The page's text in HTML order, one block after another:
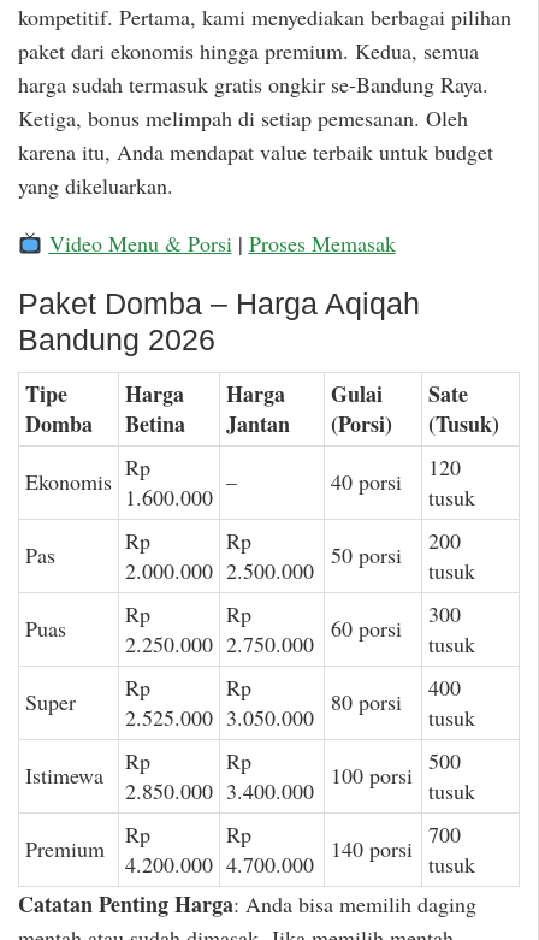
kompetitif. Pertama, kami menyediakan berbagai pilihan
paket dari ekonomis hingga premium. Kedua, semua
harga sudah termasuk gratis ongkir se-Bandung Raya.
Ketiga, bonus melimpah di setiap pemesanan. Oleh
karena itu, Anda mendapat value terbaik untuk budget
yang dikeluarkan.
Video Menu & Porsi| Proses Memasak
Paket Domba – Harga Aqiqah
Bandung 2026
Tipe
Domba
Harga
Betina
Harga
Jantan
Gulai
(Porsi)
Sate
(Tusuk)
Ekonomis Rp
1.600.000
– 40 porsi
120
tusuk
Pas
Rp
2.000.000
Rp
2.500.000
50 porsi
200
tusuk
Puas
Rp
2.250.000
Rp
2.750.000
60 porsi
300
tusuk
Super
Rp
2.525.000
Rp
3.050.000
80 porsi
400
tusuk
Istimewa
Rp
2.850.000
Rp
3.400.000
100 porsi 500
tusuk
Premium
Rp
4.200.000
Rp
4.700.000
140 porsi 700
tusuk
Catatan Penting Harga: Anda bisa memilih daging